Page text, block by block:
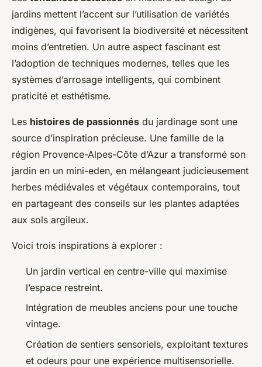
jardins mettent l’accent sur l’utilisation de variétés
indigènes, qui favorisent la biodiversité et nécessitent
moins d’entretien. Un autre aspect fascinant est
l’adoption de techniques modernes, telles que les
systèmes d’arrosage intelligents, qui combinent
praticité et esthétisme.
Les histoires de passionnés du jardinage sont une
source d’inspiration précieuse. Une famille de la
région Provence-Alpes-Côte d’Azur a transformé son
jardin en un mini-eden, en mélangeant judicieusement
herbes médiévales et végétaux contemporains, tout
en partageant des conseils sur les plantes adaptées
aux sols argileux.
Voici trois inspirations à explorer :
Un jardin vertical en centre-ville qui maximise
l’espace restreint.
Intégration de meubles anciens pour une touche
vintage.
Création de sentiers sensoriels, exploitant textures
et odeurs pour une expérience multisensorielle.